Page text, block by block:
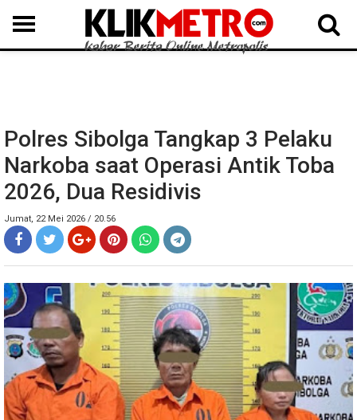
MEDAN LANGKAT DAIRI SAMOSIR TAPUT BATUBARA DELISERDANG
Polres Sibolga Tangkap 3 Pelaku
Narkoba saat Operasi Antik Toba
2026, Dua Residivis
Jumat, 22 Mei 2026 / 20.56